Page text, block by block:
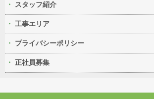
スタッフ紹介
工事エリア
プライバシーポリシー
正社員募集